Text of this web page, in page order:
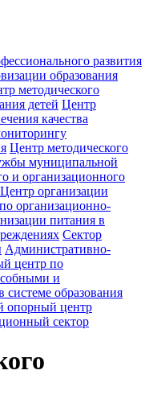
развития
образования
методического
детей Центр
качества
Центр методического
муниципальной
и организационного
Центр организации
организационно-
питания в
Сектор
Административно-
центр по
и
образования
опорный центр
сектор